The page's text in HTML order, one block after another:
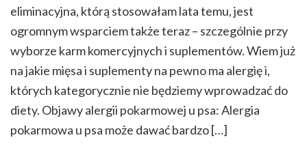
eliminacyjna, którą stosowałam lata temu, jest
ogromnym wsparciem także teraz – szczególnie przy
wyborze karm komercyjnych i suplementów. Wiem już
na jakie mięsa i suplementy na pewno ma alergię i,
których kategorycznie nie będziemy wprowadzać do
diety. Objawy alergii pokarmowej u psa: Alergia
pokarmowa u psa może dawać bardzo […]